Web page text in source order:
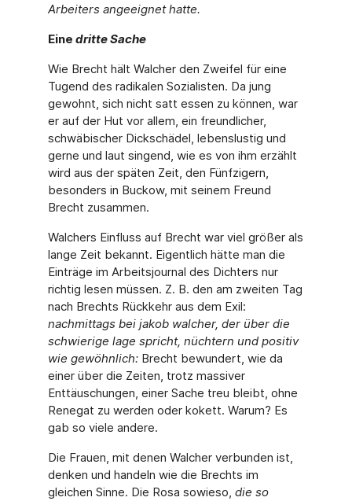
Arbeiters angeeignet hatte.
Eine dritte Sache
Wie Brecht hält Walcher den Zweifel für eine
Tugend des radikalen Sozialisten. Da jung
gewohnt, sich nicht satt essen zu können, war
er auf der Hut vor allem, ein freundlicher,
schwäbischer Dickschädel, lebenslustig und
gerne und laut singend, wie es von ihm erzählt
wird aus der späten Zeit, den Fünfzigern,
besonders in Buckow, mit seinem Freund
Brecht zusammen.
Walchers Einfluss auf Brecht war viel größer als
lange Zeit bekannt. Eigentlich hätte man die
Einträge im Arbeitsjournal des Dichters nur
richtig lesen müssen. Z. B. den am zweiten Tag
nach Brechts Rückkehr aus dem Exil:
nachmittags bei jakob walcher, der über die
schwierige lage spricht, nüchtern und positiv
wie gewöhnlich: Brecht bewundert, wie da
einer über die Zeiten, trotz massiver
Enttäuschungen, einer Sache treu bleibt, ohne
Renegat zu werden oder kokett. Warum? Es
gab so viele andere.
Die Frauen, mit denen Walcher verbunden ist,
denken und handeln wie die Brechts im
gleichen Sinne. Die Rosa sowieso, die so